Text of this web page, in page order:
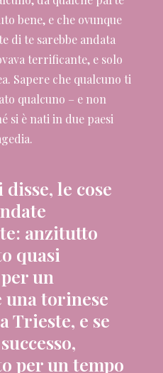
bene, e che ovunque
di te sarebbe andata
terrificante, e solo
Sapere che qualcuno ti
qualcuno – e non
si è nati in due paesi
le cose
anzitutto
quasi
un
una torinese
Trieste, e se
per un tempo